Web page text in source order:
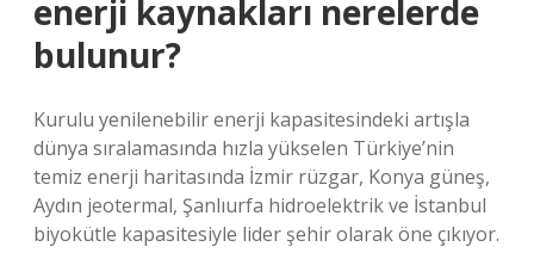
enerji kaynakları nerelerde
bulunur?
Kurulu yenilenebilir enerji kapasitesindeki artışla
dünya sıralamasında hızla yükselen Türkiye’nin
temiz enerji haritasında İzmir rüzgar, Konya güneş,
Aydın jeotermal, Şanlıurfa hidroelektrik ve İstanbul
biyokütle kapasitesiyle lider şehir olarak öne çıkıyor.